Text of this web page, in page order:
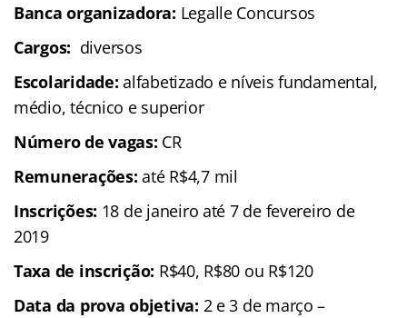
Banca organizadora: Legalle Concursos
Cargos: diversos
Escolaridade: alfabetizado e níveis fundamental,
médio, técnico e superior
Número de vagas: CR
Remunerações: até R$4,7 mil
Inscrições: 18 de janeiro até 7 de fevereiro de
2019
Taxa de inscrição: R$40, R$80 ou R$120
Data da prova objetiva: 2 e 3 de março –